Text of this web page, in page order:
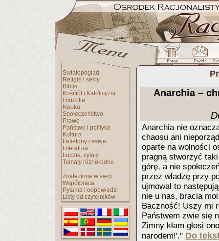
Światopogląd
Religie i sekty
Biblia
Kościół i Katolicyzm
Filozofia
Nauka
Społeczeństwo
Prawo
Państwo i polityka
Kultura
Felietony i eseje
Literatura
Ludzie, cytaty
Tematy różnorodne
Znalezione w sieci
Współpraca
Pytania i odpowiedzi
Listy od czytelników
Anarchia –
Anarchia nie
chaosu ani
oparte na wolności
pragną stworzyć
górę, a nie
przez władzę przy
ujmował to
nie u nas, bracia
Baczność! Uszy mi
Państwem zwie się
Zimny kłam głosi
narodem!'." Do